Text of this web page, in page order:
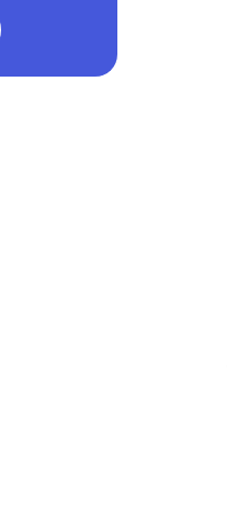
efficace